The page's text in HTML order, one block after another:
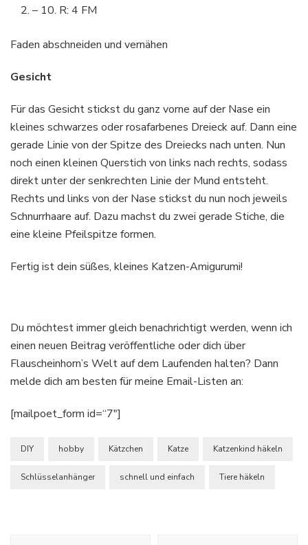
– 10. R: 4 FM
Faden abschneiden und vernähen
Gesicht
Für das Gesicht stickst du ganz vorne auf der Nase ein
kleines schwarzes oder rosafarbenes Dreieck auf. Dann eine
gerade Linie von der Spitze des Dreiecks nach unten. Nun
noch einen kleinen Querstich von links nach rechts, sodass
direkt unter der senkrechten Linie der Mund entsteht.
Rechts und links von der Nase stickst du nun noch jeweils
Schnurrhaare auf. Dazu machst du zwei gerade Stiche, die
eine kleine Pfeilspitze formen.
Fertig ist dein süßes, kleines Katzen-Amigurumi!
Du möchtest immer gleich benachrichtigt werden, wenn ich
einen neuen Beitrag veröffentliche oder dich über
Flauscheinhorn’s Welt auf dem Laufenden halten? Dann
melde dich am besten für meine Email-Listen an:
[mailpoet_form id=“7″]
DIY hobby Kätzchen Katze Katzenkind häkeln
Schlüsselanhänger schnell und einfach Tiere häkeln